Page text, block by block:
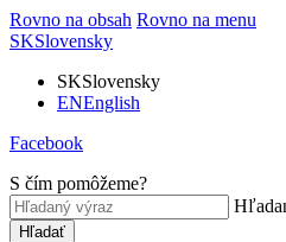
Rovno na obsah Rovno na menu
SKSlovensky
SKSlovensky
ENEnglish
Facebook
S čím pomôžeme?
Hľadať